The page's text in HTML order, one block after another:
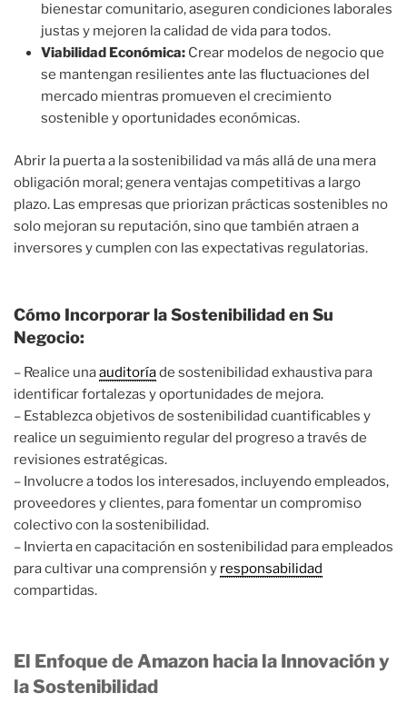
bienestar comunitario, aseguren condiciones laborales
justas y mejoren la calidad de vida para todos.
Viabilidad Económica: Crear modelos de negocio que
se mantengan resilientes ante las fluctuaciones del
mercado mientras promueven el crecimiento
sostenible y oportunidades económicas.
Abrir la puerta a la sostenibilidad va más allá de una mera
obligación moral; genera ventajas competitivas a largo
plazo. Las empresas que priorizan prácticas sostenibles no
solo mejoran su reputación, sino que también atraen a
inversores y cumplen con las expectativas regulatorias.
Cómo Incorporar la Sostenibilidad en Su
Negocio:
– Realice unaauditoríade sostenibilidad exhaustiva para
identificar fortalezas y oportunidades de mejora.
– Establezca objetivos de sostenibilidad cuantificables y
realice un seguimiento regular del progreso a través de
revisiones estratégicas.
– Involucre a todos los interesados, incluyendo empleados,
proveedores y clientes, para fomentar un compromiso
colectivo con la sostenibilidad.
– Invierta en capacitación en sostenibilidad para empleados
para cultivar una comprensión y responsabilidad
compartidas.
El Enfoque de Amazon hacia la Innovación y
la Sostenibilidad